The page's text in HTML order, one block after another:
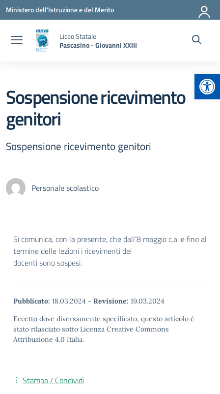
Vai ai contenuti
Vai al menu di navigazione
Vai al footer
Ministero dell'Istruzione e del Merito
Liceo Statale
Pascasino - Giovanni XXIII
Sospensione ricevimento
genitori
Sospensione ricevimento genitori
Personale scolastico
Si comunica, con la presente, che dall’8 maggio c.a. e fino al
termine delle lezioni i ricevimenti dei
docenti sono sospesi.
Pubblicato: 18.03.2024 - Revisione: 19.03.2024
Eccetto dove diversamente specificato, questo articolo è
stato rilasciato sotto Licenza Creative Commons
Attribuzione 4.0 Italia.
Stampa / Condividi